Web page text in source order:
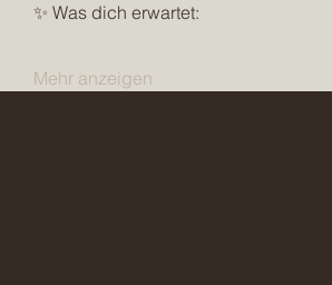
✨ Was dich erwartet:
Mehr anzeigen